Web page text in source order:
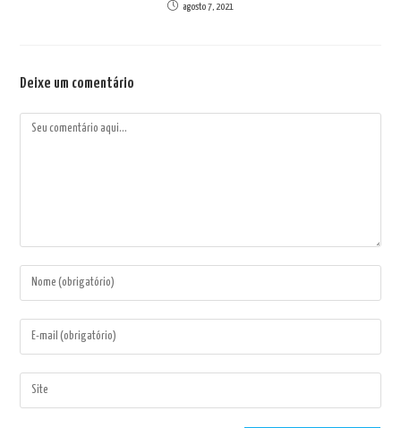
agosto 7, 2021
Deixe um comentário
Comentário
Digite
seu
nome
usuário
Digite
seu
endereço
Digite
o